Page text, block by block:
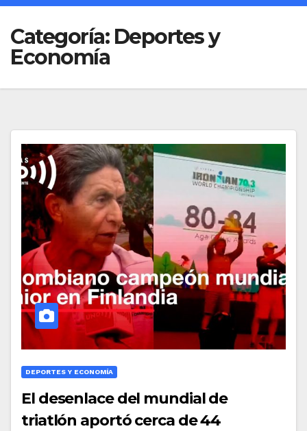
Categoría: Deportes y
Economía
DEPORTES Y ECONOMÍA
El desenlace del mundial de
triatlón aportó cerca de 44